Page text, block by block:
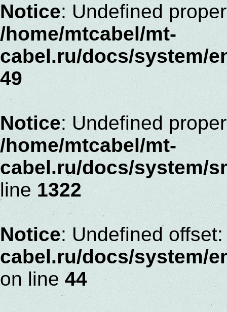
Notice: Undefined
/home/mtcabel/mt-
cabel.ru/docs/system/
49
Notice: Undefined
/home/mtcabel/mt-
cabel.ru/docs/system/
line 1322
Notice: Undefined
cabel.ru/docs/system/
on line 44